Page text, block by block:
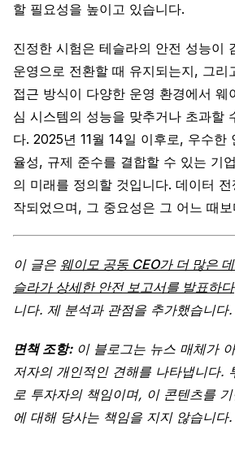
할 필요성을 높이고 있습니다.
진정한 시험은 테슬라의 안전 성능이
운영으로 전환할 때 유지되는지, 그리
접근 방식이 다양한 운영 환경에서 웨
심 시스템의 성능을 맞추거나 초과할
다. 2025년 11월 14일 이후로, 우수한
율성, 규제 준수를 결합할 수 있는 기
의 미래를 정의할 것입니다. 데이터
작되었으며, 그 중요성은 그 어느 때
이 글은 웨이모 공동 CEO가 더 많은
슬라가 상세한 안전 보고서를 발표하다
니다. 제 분석과 관점을 추가했습니다.
면책 조항:이 블로그는 뉴스 매체가
저자의 개인적인 견해를 나타냅니다.
로 투자자의 책임이며, 이 콘텐츠를
에 대해 당사는 책임을 지지 않습니다.